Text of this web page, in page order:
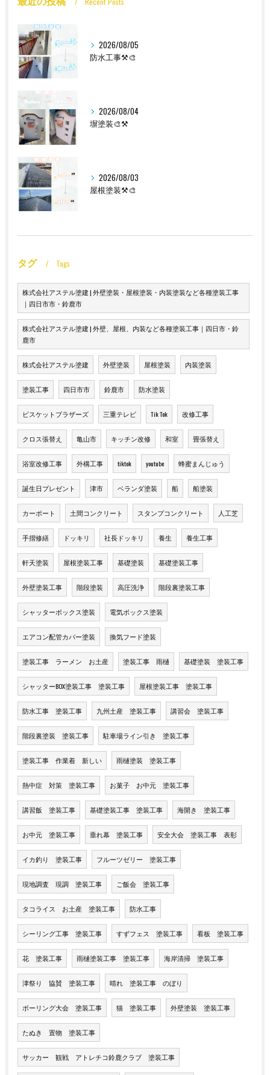
2026/08/05
防水工事⚒️🎨
2026/08/04
塀塗装🎨⚒️
2026/08/03
屋根塗装⚒️🎨
タグ Tags
株式会社アステル塗建 | 外壁塗装・屋根塗装・内装塗装など各種塗装工事
｜四日市市・鈴鹿市
株式会社アステル塗建 | 外壁、屋根、内装など各種塗装工事｜四日市・鈴
鹿市
株式会社アステル塗建 外壁塗装 屋根塗装 内装塗装
塗装工事 四日市市 鈴鹿市 防水塗装
ビスケットブラザーズ 三重テレビ Tik Tok 改修工事
クロス張替え 亀山市 キッチン改修 和室 畳張替え
浴室改修工事 外構工事 tiktok youtube 蜂蜜まんじゅう
誕生日プレゼント 津市 ベランダ塗装 船 船塗装
カーポート 土間コンクリート スタンプコンクリート 人工芝
手摺修繕 ドッキリ 社長ドッキリ 養生 養生工事
軒天塗装 屋根塗装工事 基礎塗装 基礎塗装工事
外壁塗装工事 階段塗装 高圧洗浄 階段裏塗装工事
シャッターボックス塗装 電気ボックス塗装
エアコン配管カバー塗装 換気フード塗装
塗装工事 ラーメン お土産 塗装工事 雨樋 基礎塗装 塗装工事
シャッターBOX塗装工事 塗装工事 屋根塗装工事 塗装工事
防水工事 塗装工事 九州土産 塗装工事 講習会 塗装工事
階段裏塗装 塗装工事 駐車場ライン引き 塗装工事
塗装工事 作業着 新しい 雨樋塗装 塗装工事
熱中症 対策 塗装工事 お菓子 お中元 塗装工事
講習飯 塗装工事 基礎塗装工事 塗装工事 海開き 塗装工事
お中元 塗装工事 垂れ幕 塗装工事 安全大会 塗装工事 表彰
イカ釣り 塗装工事 フルーツゼリー 塗装工事
現地調査 現調 塗装工事 ご飯会 塗装工事
タコライス お土産 塗装工事 防水工事
シーリング工事 塗装工事 すずフェス 塗装工事 看板 塗装工事
花 塗装工事 雨樋塗装工事 塗装工事 海岸清掃 塗装工事
津祭り 協賛 塗装工事 晴れ 塗装工事 のぼり
ボーリング大会 塗装工事 猫 塗装工事 外壁塗装 塗装工事
たぬき 置物 塗装工事
サッカー 観戦 アトレチコ鈴鹿クラブ 塗装工事